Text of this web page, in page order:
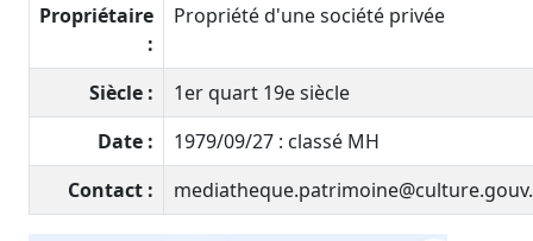
Propriétaire
:
Propriété d'une société privée
Siècle :
1er quart 19e siècle
Date :
1979/09/27 : classé MH
Contact :